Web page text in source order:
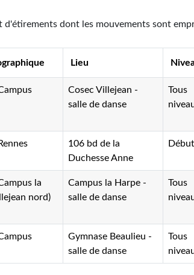
dont les mouvements sont
Lieu
Cosec Villejean -
salle de danse
Tous
106 bd de la
Duchesse Anne
la
nord)
Campus la Harpe -
salle de danse
Tous
Gymnase Beaulieu -
salle de danse
Tous